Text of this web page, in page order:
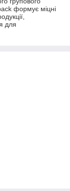
формує міцні
для